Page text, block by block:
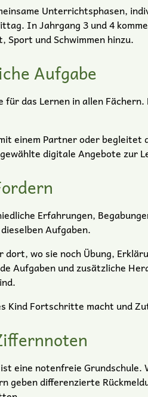
Unterrichtsphasen,
In Jahrgang 3 und 4
Sport und Schwimmen hinzu.
Aufgabe
für das Lernen in allen
einem Partner oder
digitale Angebote zur
Erfahrungen,
Aufgaben.
wo sie noch Übung,
Aufgaben und zusätzliche
Kind Fortschritte macht und
eine notenfreie
geben differenzierte